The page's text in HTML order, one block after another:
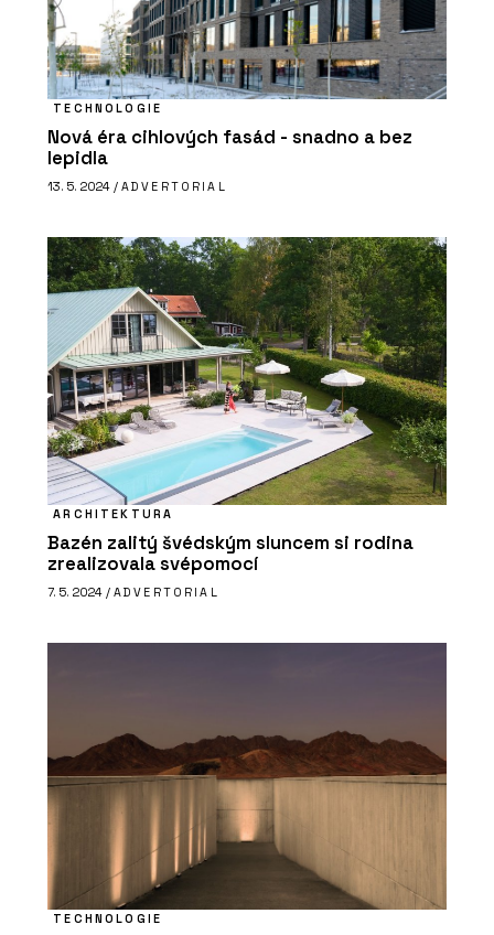
TECHNOLOGIE
Nová éra cihlových fasád - snadno a bez
lepidla
13. 5. 2024 / ADVERTORIAL
ARCHITEKTURA
Bazén zalitý švédským sluncem si rodina
zrealizovala svépomocí
7. 5. 2024 / ADVERTORIAL
TECHNOLOGIE